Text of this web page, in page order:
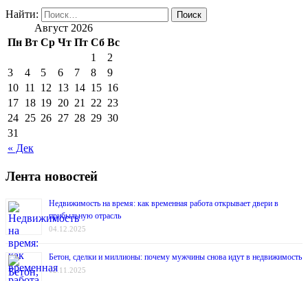
Найти:
Август 2026
Пн Вт Ср Чт Пт Сб Вс
« Дек
1
2
3
4 5 6 7 8
9
10 11 12 13 14 15 16
17 18 19 20 21 22 23
24 25 26 27 28 29 30
31
Лента новостей
Недвижимость на время: как временная работа открывает двери в
прибыльную отрасль
04.12.2025
Бетон, сделки и миллионы: почему мужчины снова идут в недвижимость
12.11.2025